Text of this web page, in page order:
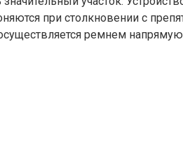
при столкновении с
ремнем напрямую